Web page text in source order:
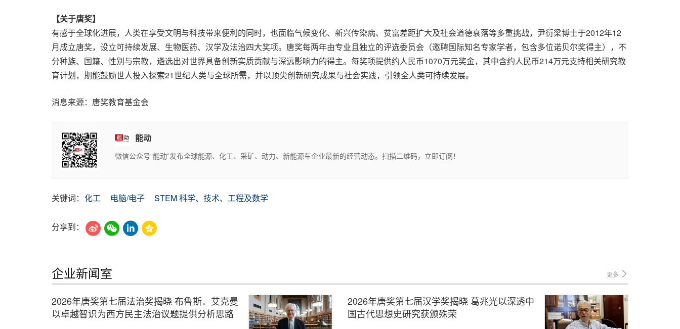
【关于唐奖】
有感于全球化进展，人类在享受文明与科技带来便利的同时，也面临气候变化、新兴传染病、贫富差距扩大及社会道德衰落等多重挑战，尹衍梁博士于2012年12
月成立唐奖，设立可持续发展、生物医药、汉学及法治四大奖项。唐奖每两年由专业且独立的评选委员会（邀聘国际知名专家学者，包含多位诺贝尔奖得主），不
分种族、国籍、性别与宗教，遴选出对世界具备创新实质贡献与深远影响力的得主。每奖项提供约人民币1070万元奖金，其中含约人民币214万元支持相关研究教
育计划，期能鼓励世人投入探索21世纪人类与全球所需，并以顶尖创新研究成果与社会实践，引领全人类可持续发展。
消息来源：唐奖教育基金会
能动
微信公众号“能动”发布全球能源、化工、采矿、动力、新能源车企业最新的经营动态。扫描二维码，立即订阅！
关键词： 化工 电脑/电子 STEM 科学、技术、工程及数学
分享到：
企业新闻室 更多
2026年唐奖第七届法治奖揭晓 布鲁斯．艾克曼
以卓越智识为西方民主法治议题提供分析思路
2026年唐奖第七届汉学奖揭晓 葛兆光以深透中
国古代思想史研究获颁殊荣